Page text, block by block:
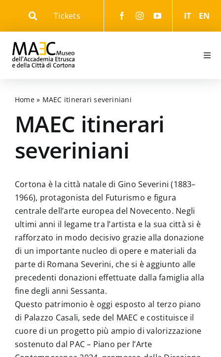
content
Tickets IT EN
Il Museo
Il Parco
Gli Itinerari culturali
La Biblioteca
Contatti
Home» MAEC itinerari severiniani
MAEC itinerari
severiniani
Cortona è la città natale di Gino Severini (1883–
1966), protagonista del Futurismo e figura
centrale dell’arte europea del Novecento. Negli
ultimi anni il legame tra l’artista e la sua città si è
rafforzato in modo decisivo grazie alla donazione
di un importante nucleo di opere e materiali da
parte di Romana Severini, che si è aggiunto alle
precedenti donazioni effettuate dalla famiglia alla
fine degli anni Sessanta.
Questo patrimonio è oggi esposto al terzo piano
di Palazzo Casali, sede del MAEC e costituisce il
cuore di un progetto più ampio di valorizzazione
sostenuto dal PAC – Piano per l’Arte